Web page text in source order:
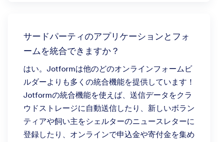
サードパーティのアプリケーションとフォ
ームを統合できますか？
はい。Jotformは他のどのオンラインフォームビ
ルダーよりも多くの統合機能を提供しています！
Jotformの統合機能を使えば、送信データをクラ
ウドストレージに自動送信したり、新しいボラン
ティアや飼い主をシェルターのニュースレターに
登録したり、オンラインで申込金や寄付金を集め